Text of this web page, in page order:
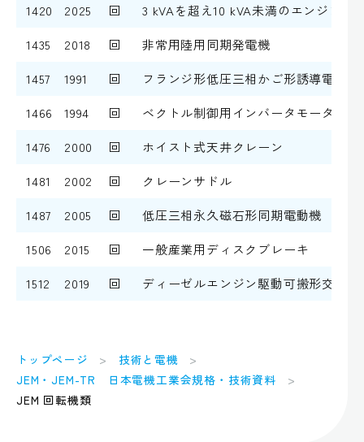
1420
2025 回
3 kVAを超え10 kVA未満のエンジン駆
1435
2018 回
非常用陸用同期発電機
1457
1991 回
フランジ形低圧三相かご形誘導電動
1466
1994 回
ベクトル制御用インバータモータ(一
1476
2000 回
ホイスト式天井クレーン
1481
2002 回
クレーンサドル
1487
2005 回
低圧三相永久磁石形同期電動機
1506
2015 回
一般産業用ディスクブレーキ
1512
2019 回 ディーゼルエンジン駆動可搬形交流
トップページ
技術と電機
JEM・JEM-TR 日本電機工業会規格・技術資料
JEM 回転機類